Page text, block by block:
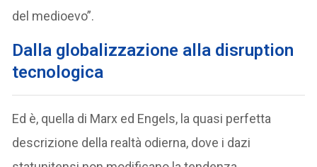
del medioevo”.
Dalla globalizzazione alla disruption
tecnologica
Ed è, quella di Marx ed Engels, la quasi perfetta
descrizione della realtà odierna, dove i dazi